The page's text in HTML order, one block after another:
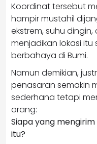
Koordinat tersebut
hampir mustahil
ekstrem, suhu
menjadikan lokasi
berbahaya di Bumi.
Namun demikian,
penasaran semakin
sederhana tetapi
orang:
Siapa yang
itu?